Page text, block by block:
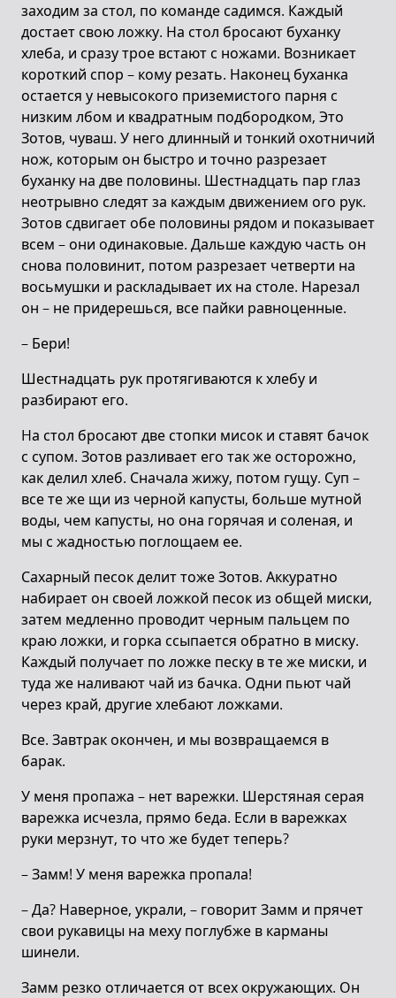
заходим за стол, по команде садимся. Каждый
достает свою ложку. На стол бросают буханку
хлеба, и сразу трое встают с ножами. Возникает
короткий спор – кому резать. Наконец буханка
остается у невысокого приземистого парня с
низким лбом и квадратным подбородком, Это
Зотов, чуваш. У него длинный и тонкий охотничий
нож, которым он быстро и точно разрезает
буханку на две половины. Шестнадцать пар глаз
неотрывно следят за каждым движением ого рук.
Зотов сдвигает обе половины рядом и показывает
всем – они одинаковые. Дальше каждую часть он
снова половинит, потом разрезает четверти на
восьмушки и раскладывает их на столе. Нарезал
он – не придерешься, все пайки равноценные.
– Бери!
Шестнадцать рук протягиваются к хлебу и
разбирают его.
Hа стол бросают две стопки мисок и ставят бачок
с супом. Зотов разливает его так же осторожно,
как делил хлеб. Сначала жижу, потом гущу. Суп –
все те же щи из черной капусты, больше мутной
воды, чем капусты, но она горячая и соленая, и
мы с жадностью поглощаем ее.
Сахарный песок делит тоже Зотов. Аккуратно
набирает он своей ложкой песок из общей миски,
затем медленно проводит черным пальцем по
краю ложки, и горка ссыпается обратно в миску.
Каждый получает по ложке песку в те же миски, и
туда же наливают чай из бачка. Одни пьют чай
через край, другие хлебают ложками.
Все. Завтрак окончен, и мы возвращаемся в
барак.
У меня пропажа – нет варежки. Шерстяная серая
варежка исчезла, прямо беда. Если в варежках
руки мерзнут, то что же будет теперь?
– Замм! У меня варежка пропала!
– Да? Наверное, украли, – говорит Замм и прячет
свои рукавицы на меху поглубже в карманы
шинели.
Замм резко отличается от всех окружающих. Он